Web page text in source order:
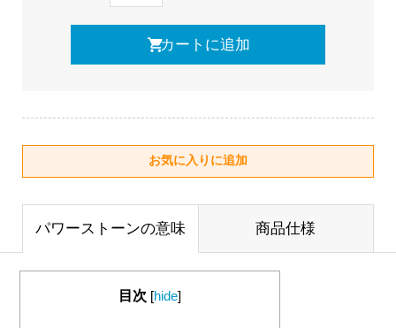
パワーストーンの意味 商品仕様
目次 [hide]